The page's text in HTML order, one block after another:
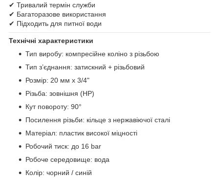
✔ Тривалий термін служби
✔ Багаторазове використання
✔ Підходить для питної води
Технічні характеристики
Тип виробу: компресійне коліно з різьбою
Тип з’єднання: затискний + різьбовий
Розмір: 20 мм х 3/4"
Різьба: зовнішня (НР)
Кут повороту: 90°
Посилення різьби: кільце з нержавіючої сталі
Матеріал: пластик високої міцності
Робочий тиск: до 16 bar
Робоче середовище: вода
Колір: чорний / синій